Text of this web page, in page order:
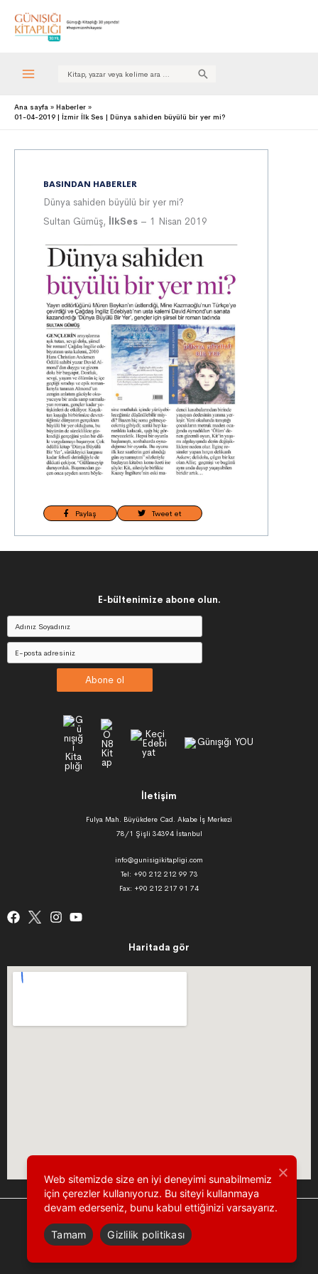
Search
Ana sayfa
Haberler
01-04-2019 | İzmir İlk Ses | Dünya sahiden büyülü bir yer mi?
BASINDAN HABERLER
Dünya sahiden büyülü bir yer mi?
Sultan Gümüş, İlkSes – 1 Nisan 2019
Paylaş Tweet et
E-bültenimize abone olun.
Abone ol
İletişim
Fulya Mah. Büyükdere Cad. Akabe İş Merkezi
78/1 Şişli 34394 İstanbul
info@gunisigikitapligi.com
Tel: +90 212 212 99 73
Fax: +90 212 217 91 74
Haritada gör
Web sitemizde size en iyi deneyimi sunabilmemiz
için çerezler kullanıyoruz. Bu siteyi kullanmaya
devam ederseniz, bunu kabul ettiğinizi varsayarız.
Tamam Gizlilik politikası